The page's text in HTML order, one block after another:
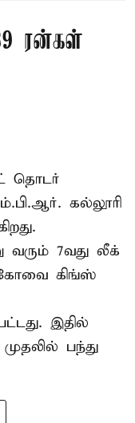
ரன்கள்
தொடர்
கல்லூரி
வரும் 7வது லீக்
கிங்ஸ்
இதில்
பந்து